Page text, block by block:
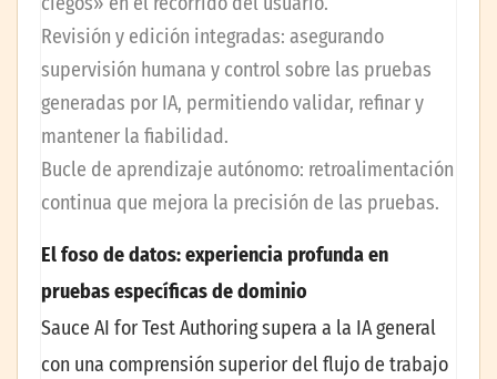
Revisión y edición integradas: asegurando
supervisión humana y control sobre las pruebas
generadas por IA, permitiendo validar, refinar y
mantener la fiabilidad.
Bucle de aprendizaje autónomo: retroalimentación
continua que mejora la precisión de las pruebas.
El foso de datos: experiencia profunda en
pruebas específicas de dominio
Sauce AI for Test Authoring supera a la IA general
con una comprensión superior del flujo de trabajo